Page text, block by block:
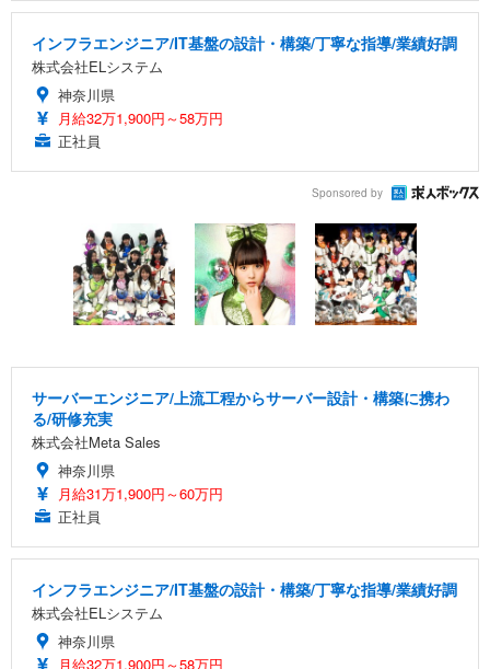
インフラエンジニア/IT基盤の設計・構築/丁寧な指導/業績好調
株式会社ELシステム
神奈川県
月給32万1,900円～58万円
正社員
Sponsored by
サーバーエンジニア/上流工程からサーバー設計・構築に携わ
る/研修充実
株式会社Meta Sales
神奈川県
月給31万1,900円～60万円
正社員
インフラエンジニア/IT基盤の設計・構築/丁寧な指導/業績好調
株式会社ELシステム
神奈川県
月給32万1,900円～58万円